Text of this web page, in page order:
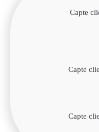
Capte
Capte
Capte